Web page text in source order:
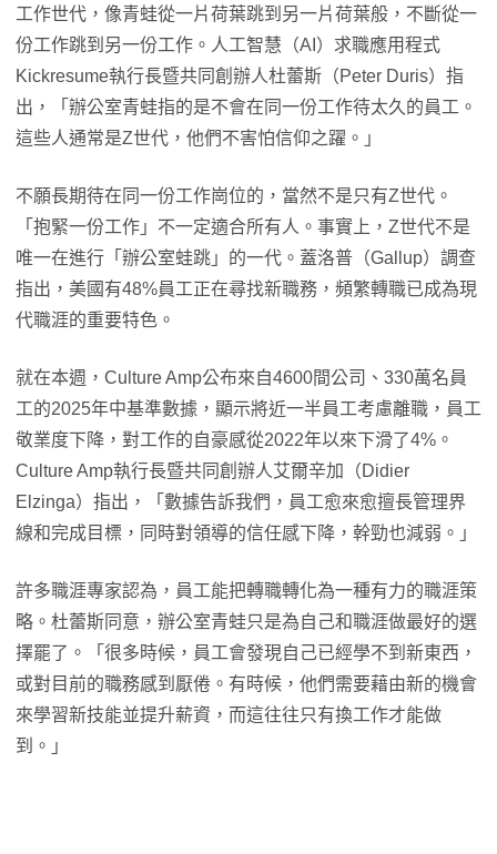
工作世代，像青蛙從一片荷葉跳到另一片荷葉般，不斷從一
份工作跳到另一份工作。人工智慧（AI）求職應用程式
Kickresume執行長暨共同創辦人杜蕾斯（Peter Duris）指
出，「辦公室青蛙指的是不會在同一份工作待太久的員工。
這些人通常是Z世代，他們不害怕信仰之躍。」
不願長期待在同一份工作崗位的，當然不是只有Z世代。
「抱緊一份工作」不一定適合所有人。事實上，Z世代不是
唯一在進行「辦公室蛙跳」的一代。蓋洛普（Gallup）調查
指出，美國有48%員工正在尋找新職務，頻繁轉職已成為現
代職涯的重要特色。
就在本週，Culture Amp公布來自4600間公司、330萬名員
工的2025年中基準數據，顯示將近一半員工考慮離職，員工
敬業度下降，對工作的自豪感從2022年以來下滑了4%。
Culture Amp執行長暨共同創辦人艾爾辛加（Didier
Elzinga）指出，「數據告訴我們，員工愈來愈擅長管理界
線和完成目標，同時對領導的信任感下降，幹勁也減弱。」
許多職涯專家認為，員工能把轉職轉化為一種有力的職涯策
略。杜蕾斯同意，辦公室青蛙只是為自己和職涯做最好的選
擇罷了。「很多時候，員工會發現自己已經學不到新東西，
或對目前的職務感到厭倦。有時候，他們需要藉由新的機會
來學習新技能並提升薪資，而這往往只有換工作才能做
到。」